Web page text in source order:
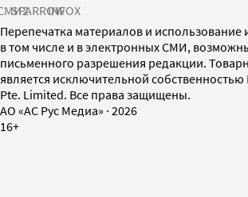
SPARROWINFOX
Перепечатка материалов и
в том числе и в электронных СМИ,
письменного разрешения редакции.
является исключительной собственностью
Pte. Limited. Все права защищены.
AO «АС Рус Медиа» · 2026
16+